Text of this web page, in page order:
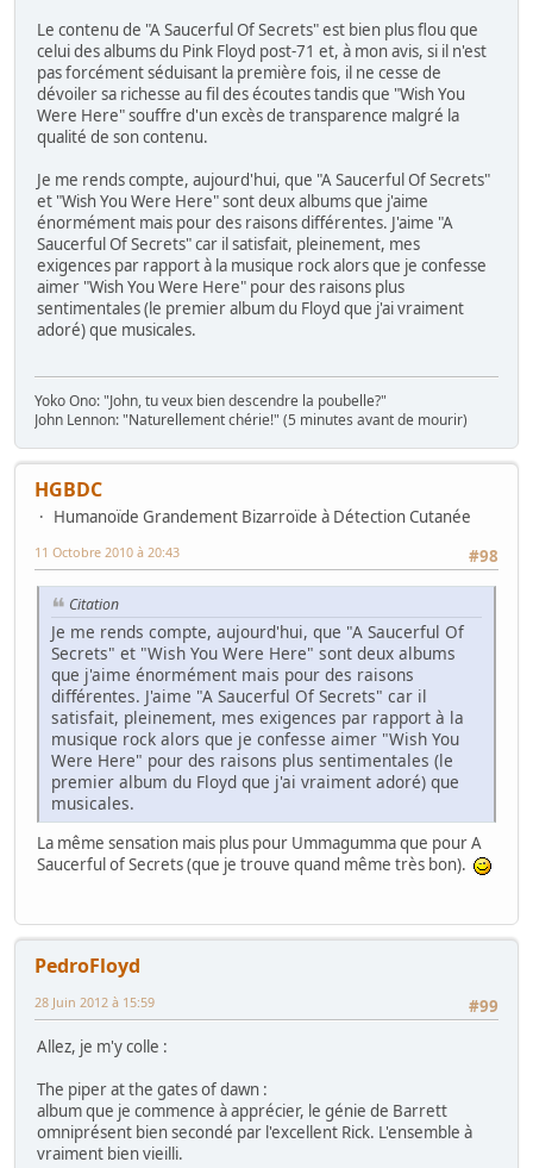
Le contenu de "A Saucerful Of Secrets" est bien plus flou que
celui des albums du Pink Floyd post-71 et, à mon avis, si il n'est
pas forcément séduisant la première fois, il ne cesse de
dévoiler sa richesse au fil des écoutes tandis que "Wish You
Were Here" souffre d'un excès de transparence malgré la
qualité de son contenu.
Je me rends compte, aujourd'hui, que "A Saucerful Of Secrets"
et "Wish You Were Here" sont deux albums que j'aime
énormément mais pour des raisons différentes. J'aime "A
Saucerful Of Secrets" car il satisfait, pleinement, mes
exigences par rapport à la musique rock alors que je confesse
aimer "Wish You Were Here" pour des raisons plus
sentimentales (le premier album du Floyd que j'ai vraiment
adoré) que musicales.
Yoko Ono: "John, tu veux bien descendre la poubelle?"
John Lennon: "Naturellement chérie!" (5 minutes avant de mourir)
HGBDC
Humanoïde Grandement Bizarroïde à Détection Cutanée
#98
11 Octobre 2010 à 20:43
Citation
Je me rends compte, aujourd'hui, que "A Saucerful Of
Secrets" et "Wish You Were Here" sont deux albums
que j'aime énormément mais pour des raisons
différentes. J'aime "A Saucerful Of Secrets" car il
satisfait, pleinement, mes exigences par rapport à la
musique rock alors que je confesse aimer "Wish You
Were Here" pour des raisons plus sentimentales (le
premier album du Floyd que j'ai vraiment adoré) que
musicales.
La même sensation mais plus pour Ummagumma que pour A
Saucerful of Secrets (que je trouve quand même très bon).
PedroFloyd
#99
28 Juin 2012 à 15:59
Allez, je m'y colle :
The piper at the gates of dawn :
album que je commence à apprécier, le génie de Barrett
omniprésent bien secondé par l'excellent Rick. L'ensemble à
vraiment bien vieilli.